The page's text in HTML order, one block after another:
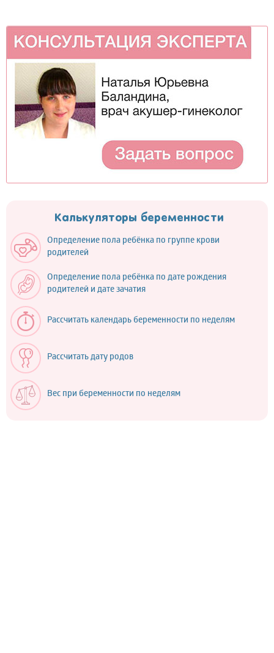
Калькуляторы беременности
Определение пола ребёнка по группе крови
родителей
Определение пола ребёнка по дате рождения
родителей и дате зачатия
Рассчитать календарь беременности по неделям
Рассчитать дату родов
Вес при беременности по неделям